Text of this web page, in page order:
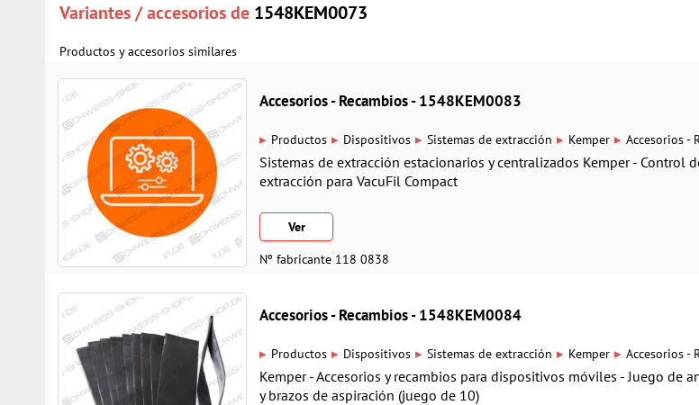
Variantes / accesorios de 1548KEM0073
Productos y accesorios similares
Accesorios - Recambios - 1548KEM0083
▸ Productos ▸ Dispositivos ▸ Sistemas de extracción ▸ Kemper ▸ Accesorios -
Sistemas de extracción estacionarios y centralizados Kemper - Control
extracción para VacuFil Compact
Ver
Nº fabricante 118 0838
Accesorios - Recambios - 1548KEM0084
▸ Productos ▸ Dispositivos ▸ Sistemas de extracción ▸ Kemper ▸ Accesorios -
Kemper - Accesorios y recambios para dispositivos móviles - Juego de
y brazos de aspiración (juego de 10)